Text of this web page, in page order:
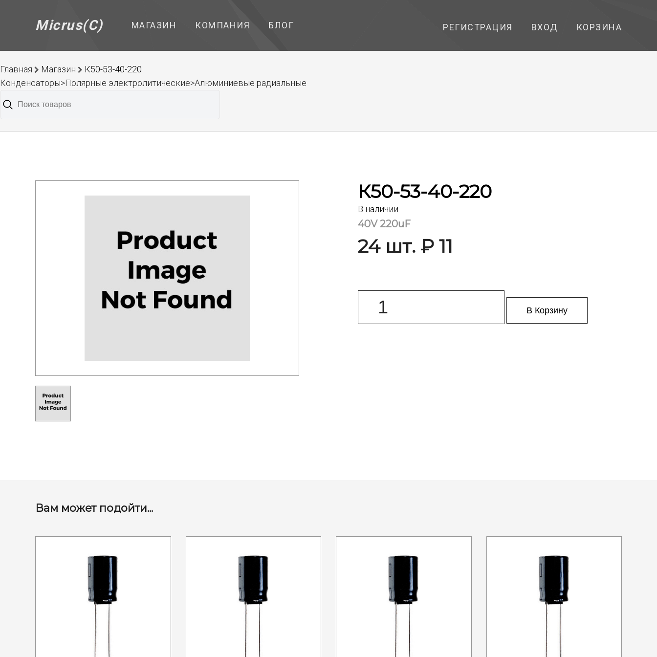
Micrus(C) МАГАЗИН КОМПАНИЯ БЛОГ РЕГИСТРАЦИЯ ВХОД КОРЗИНА
Главная Магазин
К50-53-40-220
Конденсаторы>Полярные электролитические>Алюминиевые радиальные
К50-53-40-220
В наличии
40V 220uF
24 шт. ₽ 11
В Корзину
Вам может подойти...